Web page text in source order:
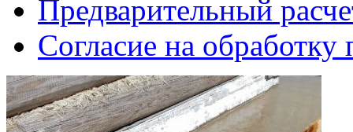
Предварительный
Согласие на